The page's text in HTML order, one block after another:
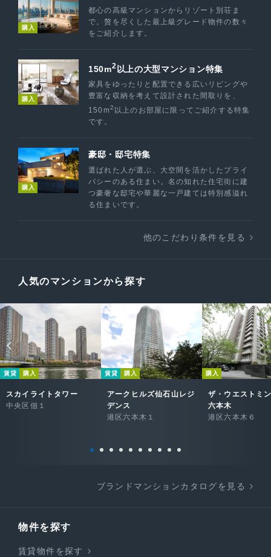
購入
都心の高級マンションからリゾート別荘ま
で。贅を尽くした最上級グレード物件の数々
をご紹介します。
購入
150m2 以上の大型マンション特集
家具をゆったりと配置できる広いリビングや
豊富な収納を考えて設計された間取りを、
150m2 以上のお部屋に限ってご紹介する特集
です。
購入
豪邸・邸宅特集
選ばれた人が選ぶ、大空間を活かしたプライ
バシーのある住まい。名の知れた住宅街に建
つ豪奢な邸宅や華麗な一戸建ては特別感溢れ
る住まいです。
他のこだわり条件を見る
人気のマンションから探す
賃貸 購入
スカイライトタワー
中央区佃１
賃貸 購入
アークヒルズ仙石山レジ
デンス
港区六本木１
購入
ザ・ウエストミ
六本木
港区六本木６
ブランドマンションカタログを見る
物件を探す
賃貸物件を探す